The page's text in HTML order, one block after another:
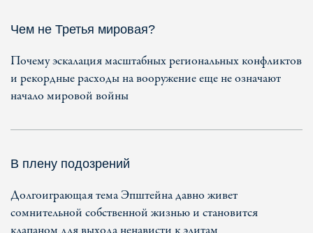
Чем не Третья мировая?
Почему эскалация масштабных региональных конфликтов
и рекордные расходы на вооружение еще не означают
начало мировой войны
В плену подозрений
Долгоиграющая тема Эпштейна давно живет
сомнительной собственной жизнью и становится